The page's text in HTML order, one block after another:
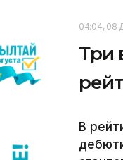
04:04, 08
Три
В